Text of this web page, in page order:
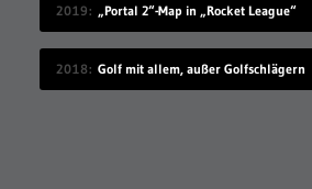
2019 „Portal 2“-Map in „Rocket League“
2018 Golf mit allem, außer Golfschlägern